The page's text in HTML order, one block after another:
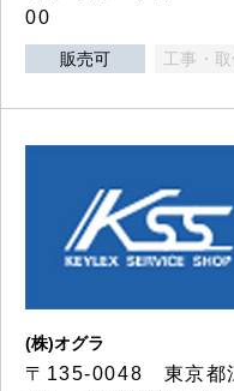
00
販売可 工事・
(株)オグラ
〒135-0048 東京都